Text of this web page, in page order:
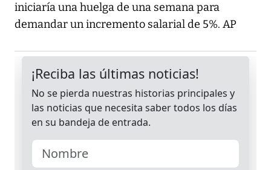
iniciaría una huelga de una semana para
demandar un incremento salarial de 5%. AP